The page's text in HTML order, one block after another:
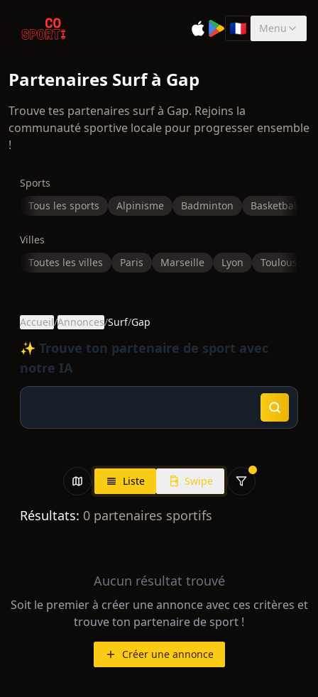
🇫🇷Sélectionner la
Menu
Partenaires Surf à Gap
Trouve tes partenaires surf à Gap. Rejoins la
communauté sportive locale pour progresser ensemble
!
Sports
Tous les sports
Alpinisme Badminton Basketball
Villes
Toutes les villes
Paris Marseille Lyon Toulouse
Accueil/Annonces/Surf/Gap
✨ Trouve ton partenaire de sport avec
notre IA
Liste Swipe
Résultats: 0 partenaires sportifs
Aucun résultat trouvé
Soit le premier à créer une annonce avec ces critères et
trouve ton partenaire de sport !
Créer une annonce